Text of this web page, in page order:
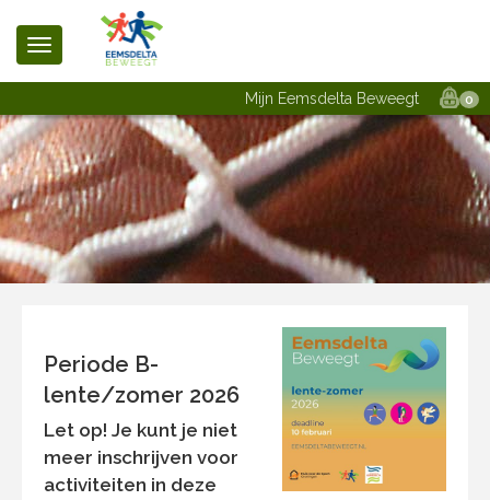
Mijn Eemsdelta Beweegt 0
Periode B-
lente/zomer 2026
Let op! Je kunt je niet
meer inschrijven voor
activiteiten in deze